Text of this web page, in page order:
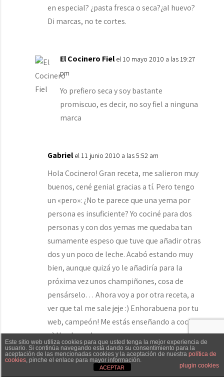
en especial? ¿pasta fresca o seca?¿al huevo?
Di marcas, no te cortes.
El Cocinero Fiel el 10 mayo 2010 a las 19:27
pm
Yo prefiero seca y soy bastante
promiscuo, es decir, no soy fiel a ninguna
marca
Gabriel el 11 junio 2010 a las 5:52 am
Hola Cocinero! Gran receta, me salieron muy
buenos, cené genial gracias a tí. Pero tengo
un «pero»: ¿No te parece que una yema por
persona es insuficiente? Yo cociné para dos
personas y con dos yemas me quedaba tan
sumamente espeso que tuve que añadir otras
dos y un poco de leche. Acabó estando muy
bien, aunque quizá yo le añadiría para la
próxima vez unos champiñones, cosa de
pensárselo… Ahora voy a por otra receta, a
ver que tal me sale jeje :) Enhorabuena por tu
web, campeón! Me estás enseñando a cocinar
;-) Un abrazo!
El Cocinero Fielel 20 junio 2010 a las 9:37 am
Txaber Allué Redes sociales Contacto
Este sitio web utiliza cookies para que usted tenga la mejor experiencia de
usuario. Si continúa navegando está dando su consentimiento para la
aceptación de las mencionadas cookies y la aceptación de nuestra política de
cookies, pinche el enlace para mayor información.
plugin cookies
ACEPTAR